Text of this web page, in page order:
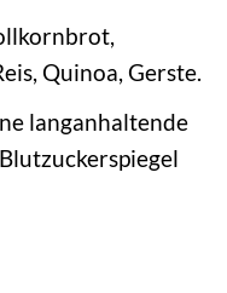
Quinoa, Gerste.
langanhaltende